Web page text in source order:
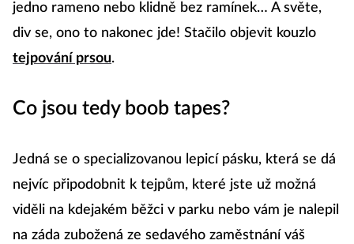
jedno rameno nebo klidně bez ramínek… A světe,
div se, ono to nakonec jde! Stačilo objevit kouzlo
tejpování prsou.
Co jsou tedy boob tapes?
Jedná se o specializovanou lepicí pásku, která se dá
nejvíc připodobnit k tejpům, které jste už možná
viděli na kdejakém běžci v parku nebo vám je nalepil
na záda zubožená ze sedavého zaměstnání váš